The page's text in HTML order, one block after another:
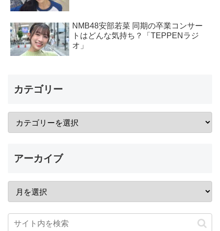
NMB48安部若菜 同期の卒業コンサー
トはどんな気持ち？「TEPPENラジ
オ」
カテゴリー
アーカイブ